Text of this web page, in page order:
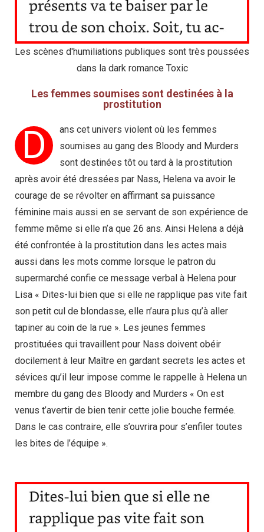
Les scènes d'humiliations publiques sont très poussées
dans la dark romance Toxic
Les femmes soumises sont destinées à la
prostitution
D
ans cet univers violent où les femmes
soumises au gang des Bloody and Murders
sont destinées tôt ou tard à la prostitution
après avoir été dressées par Nass, Helena va avoir le
courage de se révolter en affirmant sa puissance
féminine mais aussi en se servant de son expérience de
femme même si elle n’a que 26 ans. Ainsi Helena a déjà
été confrontée à la prostitution dans les actes mais
aussi dans les mots comme lorsque le patron du
supermarché confie ce message verbal à Helena pour
Lisa « Dites-lui bien que si elle ne rapplique pas vite fait
son petit cul de blondasse, elle n’aura plus qu’à aller
tapiner au coin de la rue ». Les jeunes femmes
prostituées qui travaillent pour Nass doivent obéir
docilement à leur Maître en gardant secrets les actes et
sévices qu’il leur impose comme le rappelle à Helena un
membre du gang des Bloody and Murders « On est
venus t’avertir de bien tenir cette jolie bouche fermée.
Dans le cas contraire, elle s’ouvrira pour s’enfiler toutes
les bites de l’équipe ».